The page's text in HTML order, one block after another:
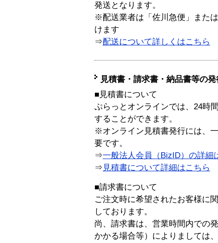
発送となります。
※配送業者は「佐川急便」また
けます
⇒配送について詳しくはこちら
見積書・請求書・納品書等の
■見積書について
ぷらっとオンラインでは、24時
することができます。
※オンライン見積書発行には、
要です。
⇒一般法人会員（BizID）の詳細
⇒ 見積書について詳細はこちら
■請求書について
ご注文時に希望されたお客様に
しております。
尚、請求書は、営業時間内での
かかる場合等）によりましては